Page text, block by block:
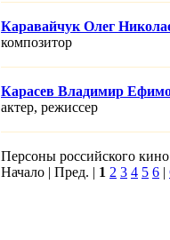
Каравайчук Олег
композитор
Карасев Владимир
актер, режисcер
Персоны российского
Начало | Пред. | 1 2 3 4 5 6 |